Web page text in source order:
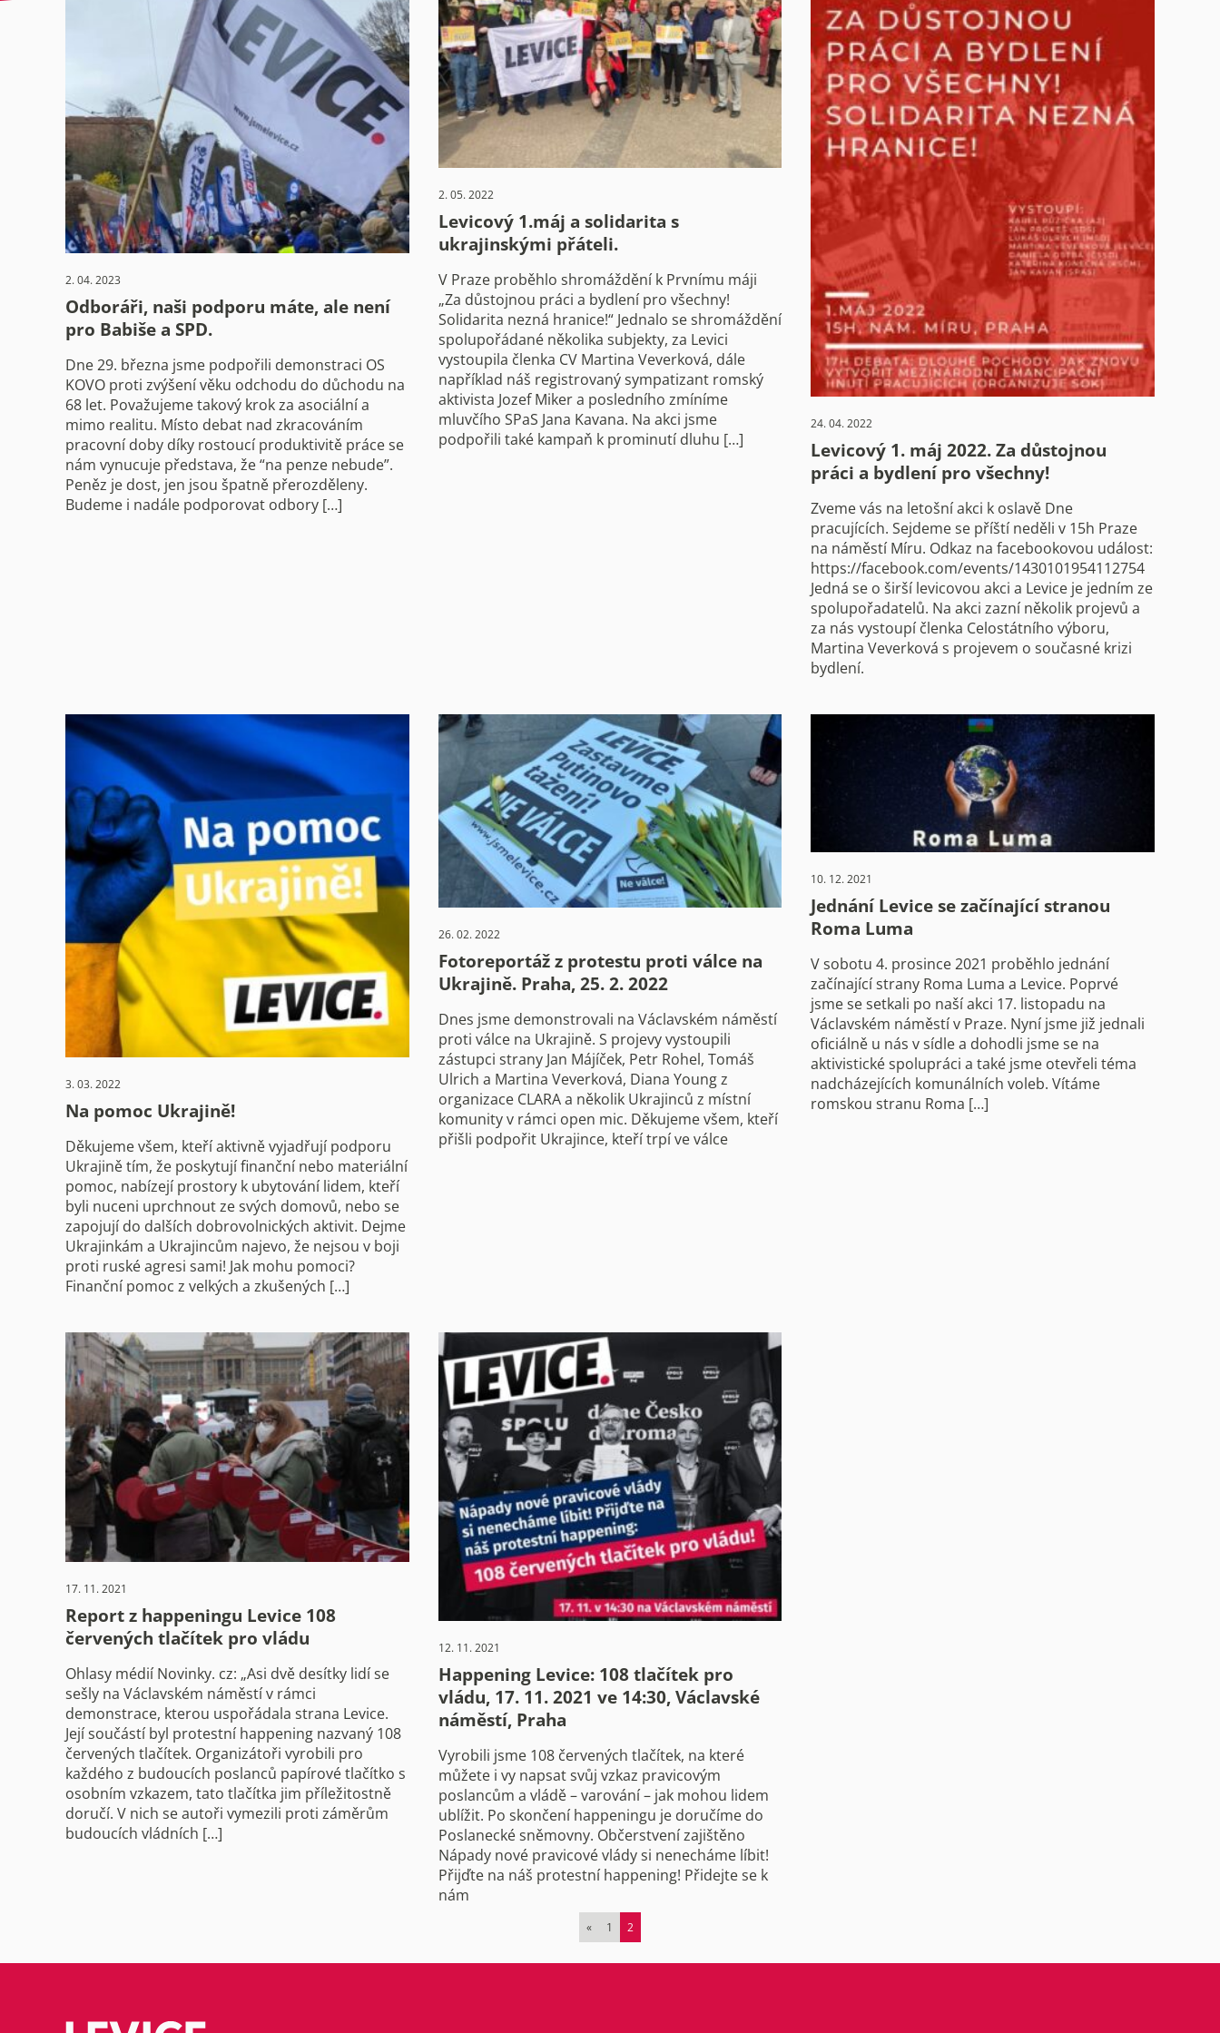
2. 04. 2023
Odboráři, naši podporu máte, ale není
pro Babiše a SPD.
Dne 29. března jsme podpořili demonstraci OS
KOVO proti zvýšení věku odchodu do důchodu na
68 let. Považujeme takový krok za asociální a
mimo realitu. Místo debat nad zkracováním
pracovní doby díky rostoucí produktivitě práce se
nám vynucuje představa, že “na penze nebude”.
Peněz je dost, jen jsou špatně přerozděleny.
Budeme i nadále podporovat odbory […]
2. 05. 2022
Levicový 1.máj a solidarita s
ukrajinskými přáteli.
V Praze proběhlo shromáždění k Prvnímu máji
„Za důstojnou práci a bydlení pro všechny!
Solidarita nezná hranice!“ Jednalo se shromáždění
spolupořádané několika subjekty, za Levici
vystoupila členka CV Martina Veverková, dále
například náš registrovaný sympatizant romský
aktivista Jozef Miker a posledního zmíníme
mluvčího SPaS Jana Kavana. Na akci jsme
podpořili také kampaň k prominutí dluhu […]
24. 04. 2022
Levicový 1. máj 2022. Za důstojnou
práci a bydlení pro všechny!
Zveme vás na letošní akci k oslavě Dne
pracujících. Sejdeme se příští neděli v 15h Praze
na náměstí Míru. Odkaz na facebookovou událost:
https://facebook.com/events/1430101954112754
Jedná se o širší levicovou akci a Levice je jedním ze
spolupořadatelů. Na akci zazní několik projevů a
za nás vystoupí členka Celostátního výboru,
Martina Veverková s projevem o současné krizi
bydlení.
3. 03. 2022
Na pomoc Ukrajině!
Děkujeme všem, kteří aktivně vyjadřují podporu
Ukrajině tím, že poskytují finanční nebo materiální
pomoc, nabízejí prostory k ubytování lidem, kteří
byli nuceni uprchnout ze svých domovů, nebo se
zapojují do dalších dobrovolnických aktivit. Dejme
Ukrajinkám a Ukrajincům najevo, že nejsou v boji
proti ruské agresi sami! Jak mohu pomoci?
Finanční pomoc z velkých a zkušených […]
26. 02. 2022
Fotoreportáž z protestu proti válce na
Ukrajině. Praha, 25. 2. 2022
Dnes jsme demonstrovali na Václavském náměstí
proti válce na Ukrajině. S projevy vystoupili
zástupci strany Jan Májíček, Petr Rohel, Tomáš
Ulrich a Martina Veverková, Diana Young z
organizace CLARA a několik Ukrajinců z místní
komunity v rámci open mic. Děkujeme všem, kteří
přišli podpořit Ukrajince, kteří trpí ve válce
10. 12. 2021
Jednání Levice se začínající stranou
Roma Luma
V sobotu 4. prosince 2021 proběhlo jednání
začínající strany Roma Luma a Levice. Poprvé
jsme se setkali po naší akci 17. listopadu na
Václavském náměstí v Praze. Nyní jsme již jednali
oficiálně u nás v sídle a dohodli jsme se na
aktivistické spolupráci a také jsme otevřeli téma
nadcházejících komunálních voleb. Vítáme
romskou stranu Roma […]
17. 11. 2021
Report z happeningu Levice 108
červených tlačítek pro vládu
Ohlasy médií Novinky. cz: „Asi dvě desítky lidí se
sešly na Václavském náměstí v rámci
demonstrace, kterou uspořádala strana Levice.
Její součástí byl protestní happening nazvaný 108
červených tlačítek. Organizátoři vyrobili pro
každého z budoucích poslanců papírové tlačítko s
osobním vzkazem, tato tlačítka jim příležitostně
doručí. V nich se autoři vymezili proti záměrům
budoucích vládních […]
12. 11. 2021
Happening Levice: 108 tlačítek pro
vládu, 17. 11. 2021 ve 14:30, Václavské
náměstí, Praha
Vyrobili jsme 108 červených tlačítek, na které
můžete i vy napsat svůj vzkaz pravicovým
poslancům a vládě – varování – jak mohou lidem
ublížit. Po skončení happeningu je doručíme do
Poslanecké sněmovny. Občerstvení zajištěno
Nápady nové pravicové vlády si nenecháme líbit!
Přijďte na náš protestní happening! Přidejte se k
nám
příspěvků
« 1 2